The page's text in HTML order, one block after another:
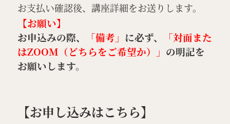
お支払い確認後、講座詳細をお送りします。
【お願い】
お申込みの際、
「備考」 に必ず、
「対面また
はZOOM（どちらをご希望か）」 の明記を
お願いします。
【お申し込みはこちら】